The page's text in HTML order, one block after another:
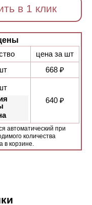
в 1 клик
цена за шт
668 ₽
640 ₽
автоматический при
количества
в корзине.